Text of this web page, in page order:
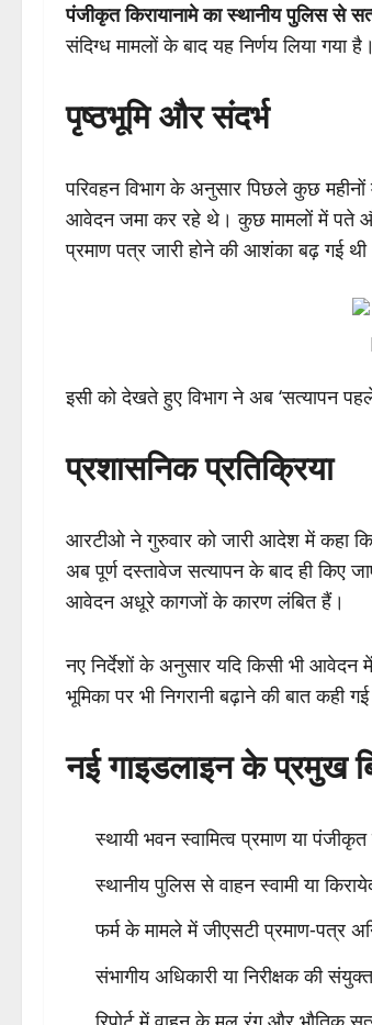
पंजीकृत किरायानामे का स्थानीय पुलिस से
संदिग्ध मामलों के बाद यह निर्णय लिया गया है।
पृष्ठभूमि और संदर्भ
परिवहन विभाग के अनुसार पिछले कुछ महीनों
आवेदन जमा कर रहे थे। कुछ मामलों में पते
प्रमाण पत्र जारी होने की आशंका बढ़ गई
इसी को देखते हुए विभाग ने अब ‘सत्यापन
प्रशासनिक प्रतिक्रिया
आरटीओ ने गुरुवार को जारी आदेश में कहा
अब पूर्ण दस्तावेज सत्यापन के बाद ही किए
आवेदन अधूरे कागजों के कारण लंबित हैं।
नए निर्देशों के अनुसार यदि किसी भी आवेदन
भूमिका पर भी निगरानी बढ़ाने की बात कही
नई गाइडलाइन के प्रमुख
स्थायी भवन स्वामित्व प्रमाण या पंजीकृत
स्थानीय पुलिस से वाहन स्वामी या
फर्म के मामले में जीएसटी प्रमाण-पत्र
संभागीय अधिकारी या निरीक्षक की